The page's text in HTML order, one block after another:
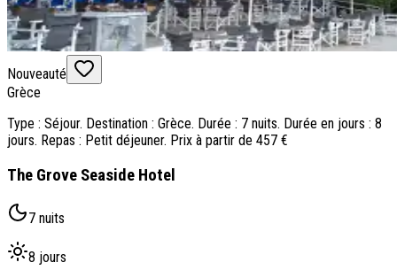
Nouveauté
Grèce
Type : Séjour. Destination : Grèce. Durée : 7 nuits. Durée en jours : 8
jours. Repas : Petit déjeuner. Prix à partir de 457 €
The Grove Seaside Hotel
7 nuits
8 jours